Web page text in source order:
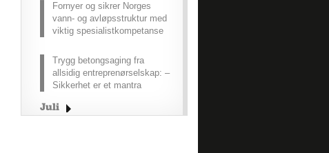
Fornyer og sikrer Norges
vann- og avløpsstruktur med
viktig spesialistkompetanse
Trygg betongsaging fra
allsidig entreprenørselskap: –
Sikkerhet er et mantra
Juli